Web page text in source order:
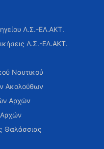
Λ.Σ.-ΕΛ.ΑΚΤ.
Λ.Σ.-ΕΛ.ΑΚΤ.
Ναυτικού
Ακολούθων
Αρχών
Θαλάσσιας